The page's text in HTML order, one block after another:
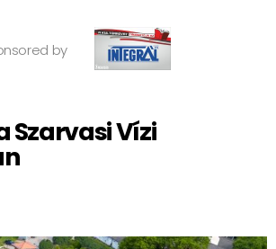
by
Szarvasi Vízi